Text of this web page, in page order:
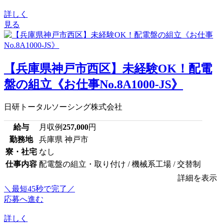
詳しく
見る
【兵庫県神戸市西区】未経験OK！配電
盤の組立《お仕事No.8A1000-JS》
日研トータルソーシング株式会社
給与 月収例257,000円
勤務地
兵庫県 神戸市
寮・社宅 なし
仕事内容 配電盤の組立・取り付け / 機械系工場 / 交替制
詳細を表示
＼最短45秒で完了／
応募へ進む
詳しく